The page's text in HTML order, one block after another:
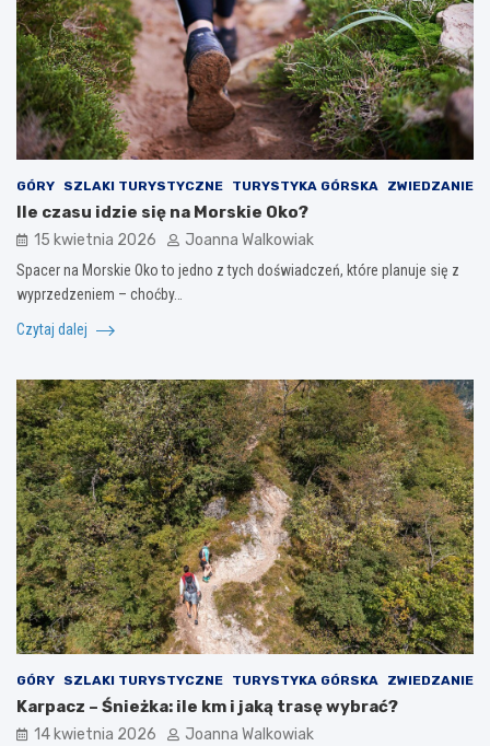
GÓRY SZLAKI TURYSTYCZNE TURYSTYKA GÓRSKA ZWIEDZANIE
Ile czasu idzie się na Morskie Oko?
15 kwietnia 2026 Joanna Walkowiak
Spacer na Morskie Oko to jedno z tych doświadczeń, które planuje się z
wyprzedzeniem – choćby…
Czytaj dalej
GÓRY SZLAKI TURYSTYCZNE TURYSTYKA GÓRSKA ZWIEDZANIE
Karpacz – Śnieżka: ile km i jaką trasę wybrać?
14 kwietnia 2026 Joanna Walkowiak